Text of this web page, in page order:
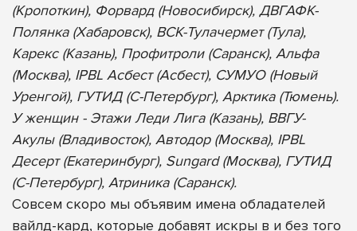
(Кропоткин), Форвард (Новосибирск), ДВГАФК-
Полянка (Хабаровск), ВСК-Тулачермет (Тула),
Карекс (Казань), Профитроли (Саранск), Альфа
(Москва), IPBL Асбест (Асбест), СУМУО (Новый
Уренгой), ГУТИД (С-Петербург), Арктика (Тюмень).
У женщин - Этажи Леди Лига (Казань), ВВГУ-
Акулы (Владивосток), Автодор (Москва), IPBL
Десерт (Екатеринбург), Sungard (Москва), ГУТИД
(С-Петербург), Атриника (Саранск).
Совсем скоро мы объявим имена обладателей
вайлд-кард, которые добавят искры в и без того